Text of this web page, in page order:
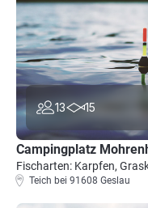
13 15
Campingplatz
Fischarten: Karpfen,
Teich bei 91608 Geslau